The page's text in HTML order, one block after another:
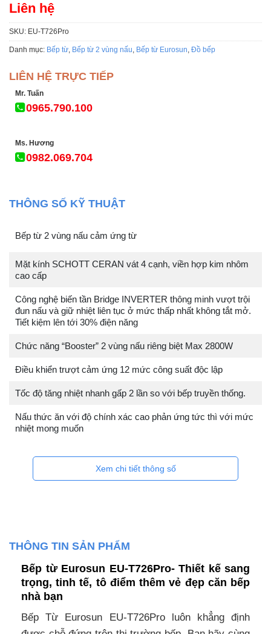
Liên hệ
SKU: EU-T726Pro
Danh mục: Bếp từ Bếp từ 2 vùng nấu Bếp từ Eurosun Đồ bếp
LIÊN HỆ TRỰC TIẾP
Mr. Tuấn
0965.790.100
Ms. Hương
0982.069.704
THÔNG SỐ KỸ THUẬT
Bếp từ 2 vùng nấu cảm ứng từ
Mặt kính SCHOTT CERAN vát 4 cạnh, viền hợp kim nhôm
cao cấp
Công nghệ biến tần Bridge INVERTER thông minh vượt trội
đun nấu và giữ nhiệt liên tục ở mức thấp nhất không tắt mở.
Tiết kiệm lên tới 30% điện năng
Chức năng “Booster” 2 vùng nấu riêng biệt Max 2800W
Điều khiển trượt cảm ứng 12 mức công suất độc lập
Tốc độ tăng nhiệt nhanh gấp 2 lần so với bếp truyền thống.
Nấu thức ăn với độ chính xác cao phản ứng tức thì với mức
nhiệt mong muốn
Xem chi tiết thông số
THÔNG TIN SẢN PHẨM
Bếp từ Eurosun EU-T726Pro- Thiết kế sang
trọng, tinh tế, tô điểm thêm vẻ đẹp căn bếp
nhà bạn
Bếp Từ Eurosun EU-T726Pro luôn khẳng định